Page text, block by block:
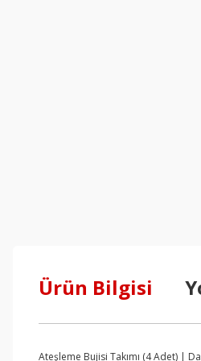
Ürün Bilgisi
Ateşleme Bujisi Takımı (4 Adet) |